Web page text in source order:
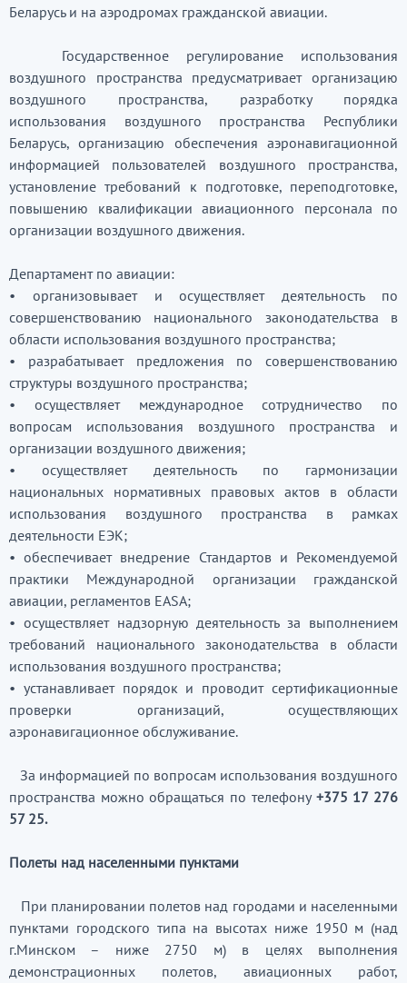
Беларусь и на аэродромах гражданской авиации.
Государственное регулирование использования
воздушного пространства предусматривает организацию
воздушного пространства, разработку порядка
использования воздушного пространства Республики
Беларусь, организацию обеспечения аэронавигационной
информацией пользователей воздушного пространства,
установление требований к подготовке, переподготовке,
повышению квалификации авиационного персонала по
организации воздушного движения.
Департамент по авиации:
•
организовывает и осуществляет деятельность по
совершенствованию национального законодательства в
области использования воздушного пространства;
•
разрабатывает предложения по совершенствованию
структуры воздушного пространства;
•
осуществляет международное сотрудничество по
вопросам использования воздушного пространства и
организации воздушного движения;
•
осуществляет деятельность по гармонизации
национальных нормативных правовых актов в области
использования воздушного пространства в рамках
деятельности ЕЭК;
• обеспечивает внедрение Стандартов и Рекомендуемой
практики Международной организации гражданской
авиации, регламентов EASA;
• осуществляет надзорную деятельность за выполнением
требований национального законодательства в области
использования воздушного пространства;
• устанавливает порядок и проводит сертификационные
проверки организаций, осуществляющих
аэронавигационное обслуживание.
За информацией по вопросам использования воздушного
пространства можно обращаться по телефону +375 17 276
57 25.
Полеты над населенными пунктами
При планировании полетов над городами и населенными
пунктами городского типа на высотах ниже 1950 м (над
г.Минском – ниже 2750 м) в целях выполнения
демонстрационных полетов, авиационных работ,